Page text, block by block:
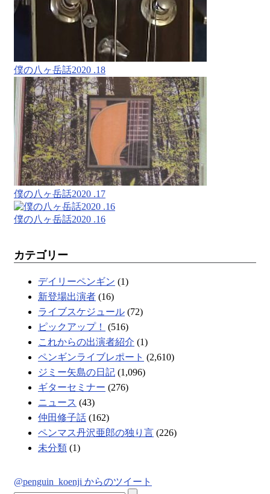
僕の八ヶ岳話2020 .18
僕の八ヶ岳話2020 .17
僕の八ヶ岳話2020 .16
カテゴリー
デイリーペンギン (1)
新登場出演者 (16)
ライブスケジュール (72)
ピックアップ！
(516)
これからの出演者紹介 (1)
ペンギンライブレポート (2,610)
ジミー矢島の日記 (1,096)
ギターセミナー (276)
ニュース (43)
仲田修子話 (162)
ペンマス丹沢亜郎の独り言 (226)
未分類 (1)
@penguin_koenji からのツイート